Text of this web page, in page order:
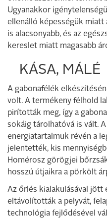
Ugyanakkor
ellenálló képességük
is alacsonyabb, és az
kereslet miatt magasabb
KÁSA, MÁLÉ
A gabonafélék
volt. A termékeny félhold
pirították meg, így a
sokáig tárolhatóvá is vált.
energiatartalmuk révén a
jelentették, kis
Homérosz görögjei
hosszú útjaikra a pörkölt
Az őrlés kialakulásával jött
eltávolították a pelyvát,
technológia fejlődésével